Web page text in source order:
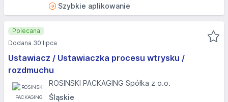
Szybkie aplikowanie
Ustawiacz / Ustawiaczka procesu wtrysku /
rozdmuchu
ROSINSKI PACKAGING Spółka z o.o.
Śląskie
Polecana
Dodana 30 lipca